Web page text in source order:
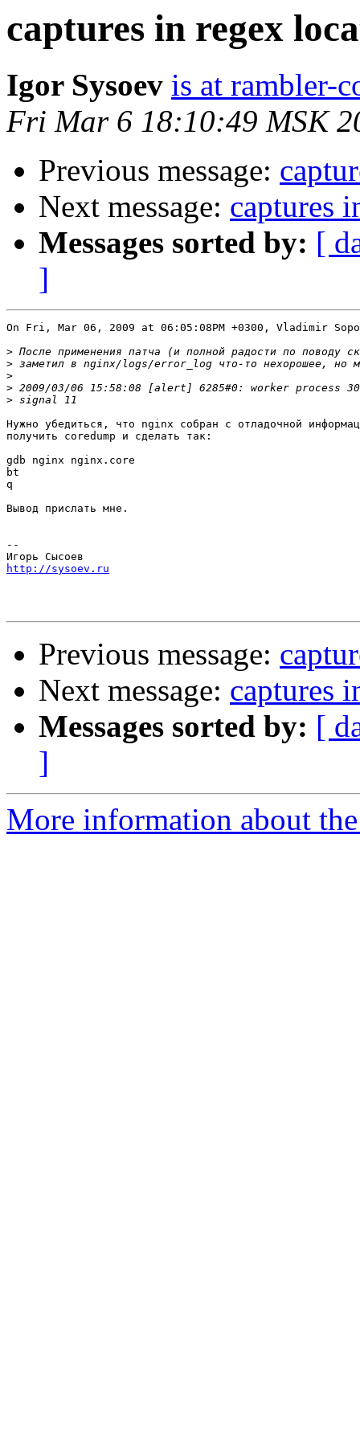
captures in regex
Igor Sysoev is at rambler-
Fri Mar 6 18:10:49 MSK
Previous message:
Next message: captures
Messages sorted by: [
]
On Fri, Mar 06, 2009 at 06:05:08PM +0300, Vladimir
>
>
>
>
>
Нужно убедиться, что nginx собран с отладочной
получить coredump и сделать так:
gdb nginx nginx.core
bt
q
Вывод прислать мне.
--
http://sysoev.ru
Previous message:
Next message: captures
Messages sorted by: [
]
More information about